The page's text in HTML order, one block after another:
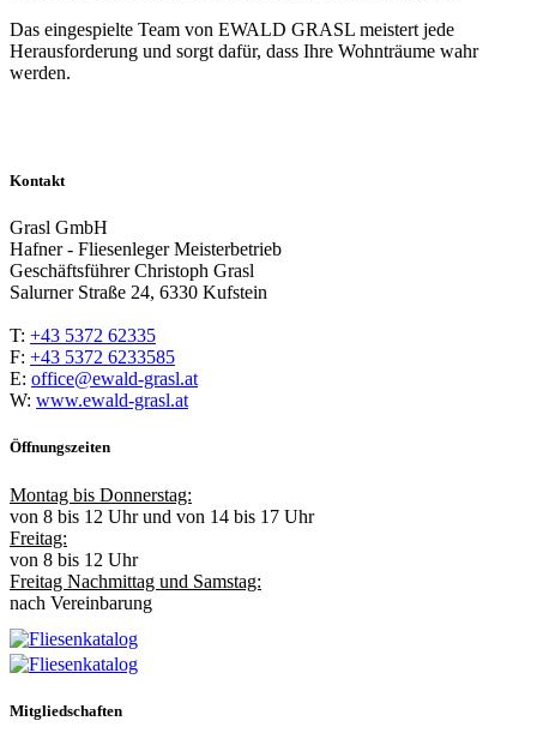
Das eingespielte Team von EWALD GRASL meistert jede
Herausforderung und sorgt dafür, dass Ihre Wohnträume wahr
werden.
Kontakt
Grasl GmbH
Hafner - Fliesenleger Meisterbetrieb
Geschäftsführer Christoph Grasl
Salurner Straße 24, 6330 Kufstein
T: +43 5372 62335
F: +43 5372 6233585
E: office@ewald-grasl.at
W: www.ewald-grasl.at
Öffnungszeiten
Montag bis Donnerstag:
von 8 bis 12 Uhr und von 14 bis 17 Uhr
Freitag:
von 8 bis 12 Uhr
Freitag Nachmittag und Samstag:
nach Vereinbarung
Mitgliedschaften